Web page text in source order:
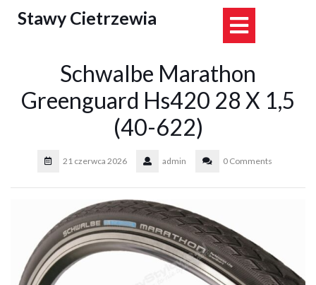
Stawy Cietrzewia
Schwalbe Marathon
Greenguard Hs420 28 X 1,5
(40-622)
21 czerwca 2026 admin 0 Comments